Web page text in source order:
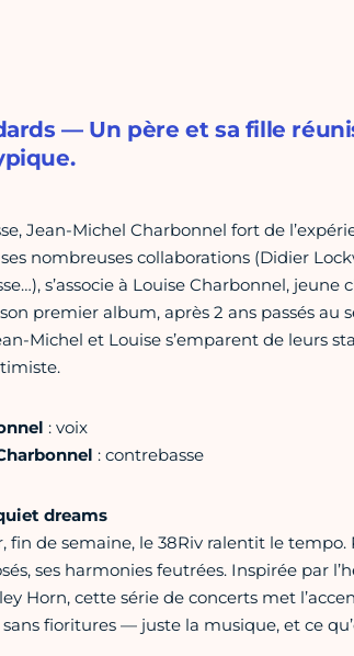
— Un père et sa fille
Jean-Michel Charbonnel fort de
nombreuses collaborations (Didier
s’associe à Louise Charbonnel,
premier album, après 2 ans passés au
Michel et Louise s’emparent de leurs
: voix
: contrebasse
dreams
fin de semaine, le 38Riv ralentit le tempo.
ses harmonies feutrées. Inspirée par
Horn, cette série de concerts met
sans fioritures — juste la musique, et ce